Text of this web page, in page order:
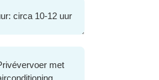
circa 10-12 uur
met